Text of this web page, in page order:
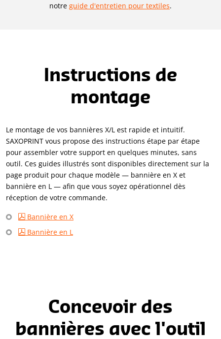
notre guide d'entretien pour textiles.
Instructions de
montage
Le montage de vos bannières X/L est rapide et intuitif.
SAXOPRINT vous propose des instructions étape par étape
pour assembler votre support en quelques minutes, sans
outil. Ces guides illustrés sont disponibles directement sur la
page produit pour chaque modèle — bannière en X et
bannière en L — afin que vous soyez opérationnel dès
réception de votre commande.
Bannière en X
Bannière en L
Concevoir des
bannières avec l'outil